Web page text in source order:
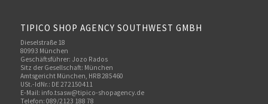
TIPICO SHOP AGENCY SOUTHWEST GMBH
Dieselstraße 18
80993 München
Geschäftsführer: Jozo Rados
Sitz der Gesellschaft: München
Amtsgericht München, HRB 285460
USt.-IdNr.: DE 272150411
E-Mail: info.tsasw@tipico-shopagency.de
Telefon: 089/2123 188 78